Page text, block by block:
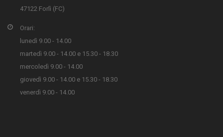
47122 Forlì (FC)
Orari:
lunedì 9.00 - 14.00
martedì 9.00 - 14.00 e 15.30 - 18.30
mercoledì 9.00 - 14.00
giovedì 9.00 - 14.00 e 15.30 - 18.30
venerdì 9.00 - 14.00